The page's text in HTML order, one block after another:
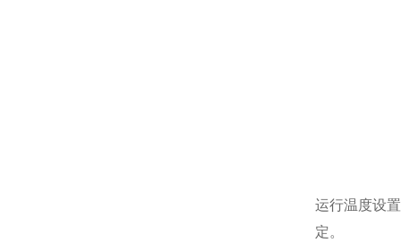
运行温度设
定。